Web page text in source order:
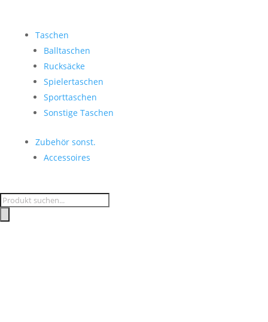
Taschen
Balltaschen
Rucksäcke
Spielertaschen
Sporttaschen
Sonstige Taschen
Zubehör sonst.
Accessoires
Products